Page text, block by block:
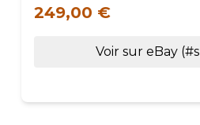
249,00 €
Voir sur eBay